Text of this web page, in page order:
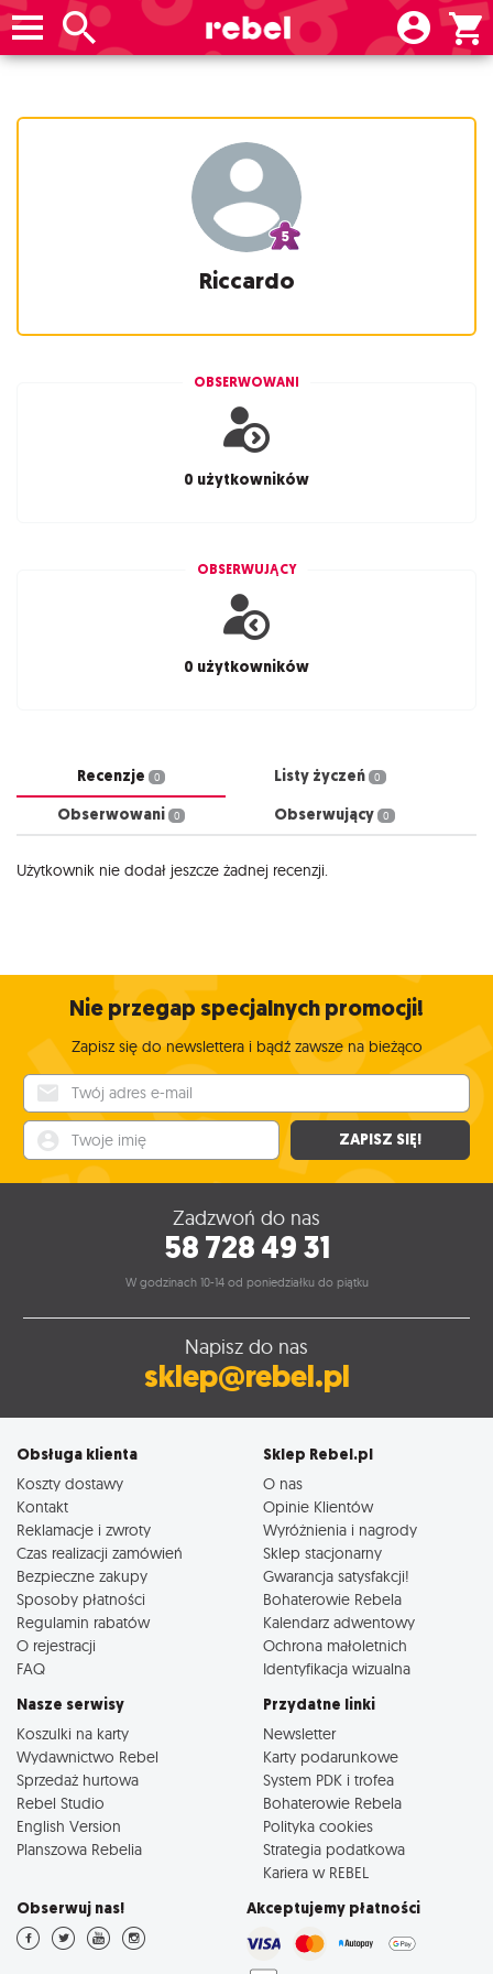
Riccardo
OBSERWOWANI
0 użytkowników
OBSERWUJĄCY
0 użytkowników
Recenzje 0 Listy życzeń 0
Obserwowani 0 Obserwujący 0
Użytkownik nie dodał jeszcze żadnej recenzji.
Nie przegap specjalnych promocji!
Zapisz się do newslettera i bądź zawsze na bieżąco
ZAPISZ SIĘ!
Zadzwoń do nas
58 728 49 31
W godzinach 10-14 od poniedziałku do piątku
Napisz do nas
sklep@rebel.pl
Obsługa klienta
Koszty dostawy
Kontakt
Reklamacje i zwroty
Czas realizacji zamówień
Bezpieczne zakupy
Sposoby płatności
Regulamin rabatów
O rejestracji
FAQ
Sklep Rebel.pl
O nas
Opinie Klientów
Wyróżnienia i nagrody
Sklep stacjonarny
Gwarancja satysfakcji!
Bohaterowie Rebela
Kalendarz adwentowy
Ochrona małoletnich
Identyfikacja wizualna
Nasze serwisy
Koszulki na karty
Wydawnictwo Rebel
Sprzedaż hurtowa
Rebel Studio
English Version
Planszowa Rebelia
Przydatne linki
Newsletter
Karty podarunkowe
System PDK i trofea
Bohaterowie Rebela
Polityka cookies
Strategia podatkowa
Kariera w REBEL
Obserwuj nas! Akceptujemy płatności